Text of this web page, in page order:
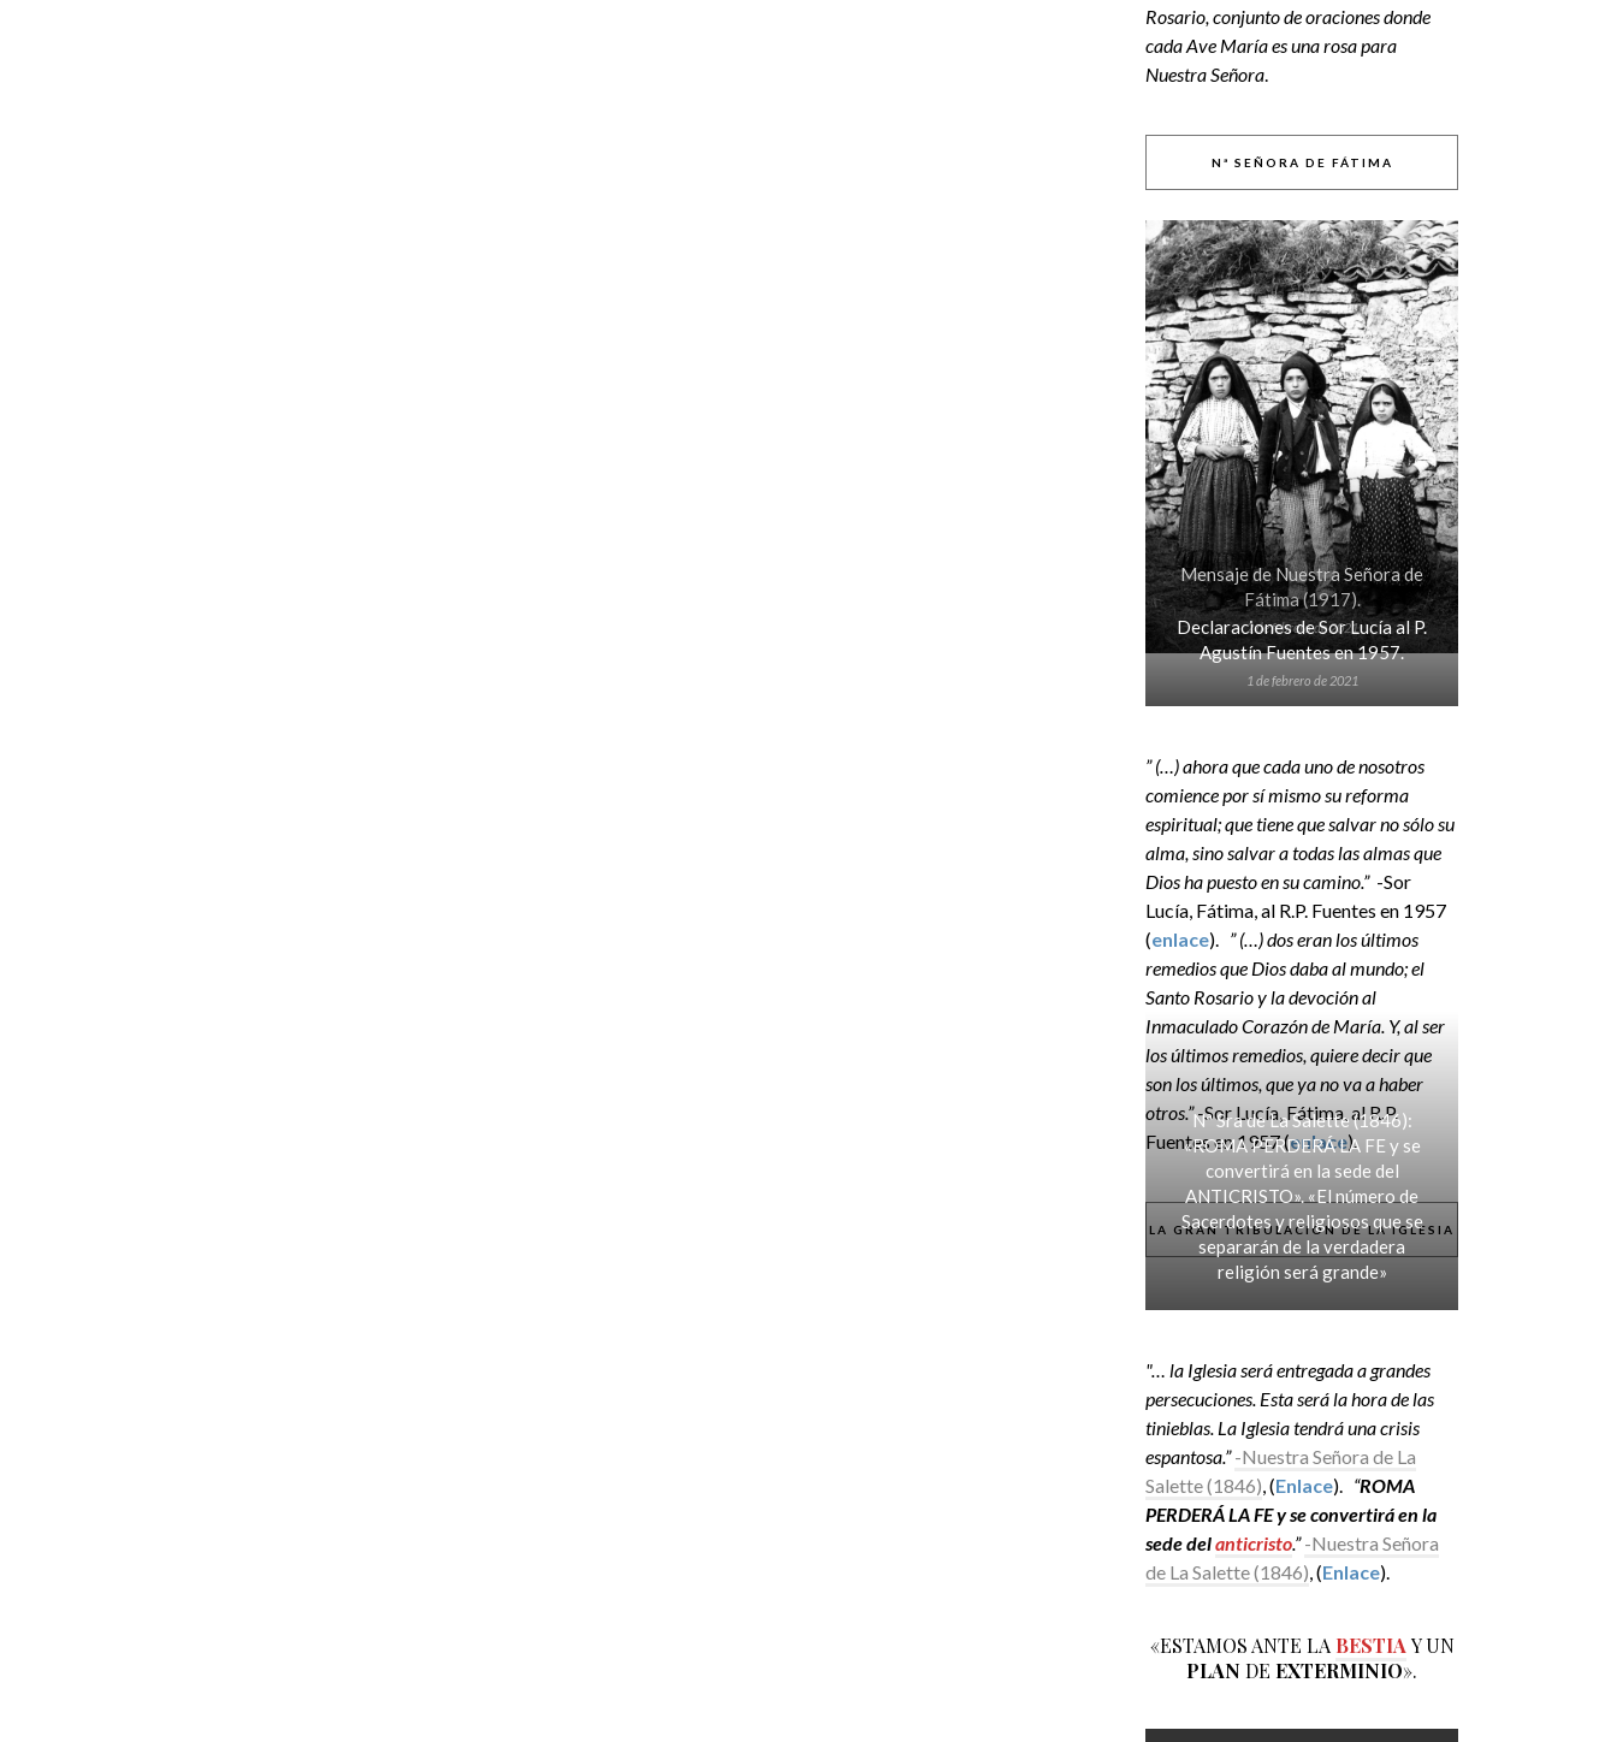
Rosario, conjunto de oraciones donde
cada Ave María es una rosa para
Nuestra Señora.
Nª SEÑORA DE FÁTIMA
Mensaje de Nuestra Señora de
Fátima (1917).
2 de febrero de 2021
Declaraciones de Sor Lucía al P.
Agustín Fuentes en 1957.
1 de febrero de 2021
” (…) ahora que cada uno de nosotros
comience por sí mismo su reforma
espiritual; que tiene que salvar no sólo su
alma, sino salvar a todas las almas que
Dios ha puesto en su camino.” -Sor
Lucía, Fátima, al R.P. Fuentes en 1957
(enlace). ” (…) dos eran los últimos
remedios que Dios daba al mundo; el
Santo Rosario y la devoción al
Inmaculado Corazón de María. Y, al ser
los últimos remedios, quiere decir que
son los últimos, que ya no va a haber
otros.”-Sor Lucía, Fátima, al R.P.
Fuentes en 1957 (enlace).
LA GRAN TRIBULACIÓN DE LA IGLESIA
Nª Sra de La Salette (1846):
«ROMA PERDERÁ LA FE y se
convertirá en la sede del
ANTICRISTO». «El número de
Sacerdotes y religiosos que se
separarán de la verdadera
religión será grande»
"… la Iglesia será entregada a grandes
persecuciones. Esta será la hora de las
tinieblas. La Iglesia tendrá una crisis
espantosa.” -Nuestra Señora de La
Salette (1846), (Enlace). “ROMA
PERDERÁ LA FE y se convertirá en la
sede delanticristo.” -Nuestra Señora
de La Salette (1846), (Enlace).
«ESTAMOS ANTE LA BESTIA Y UN
PLAN DE EXTERMINIO».